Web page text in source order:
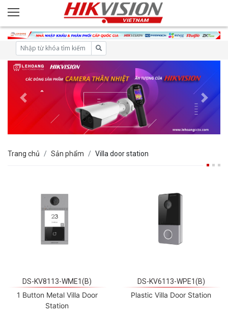
Trang chủ Sản phẩm Villa door station
DS-KV8113-WME1(B)
1 Button Metal Villa Door
Station
DS-KV6113-WPE1(B)
Plastic Villa Door Station